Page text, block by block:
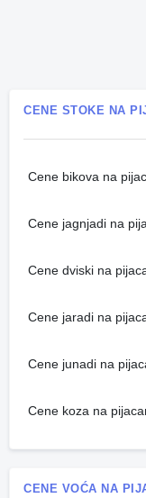
CENE STOKE NA
Cene bikova na
Cene jagnjadi na
Cene dviski na
Cene jaradi na
Cene junadi na
Cene koza na
CENE VOĆA NA